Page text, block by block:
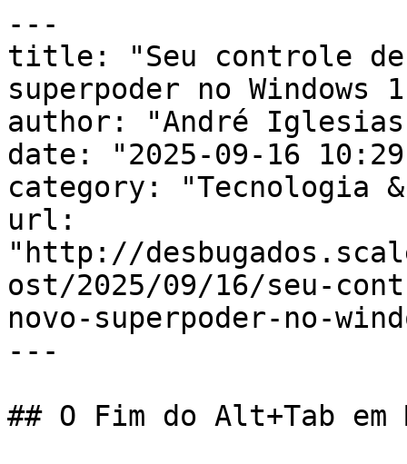
---
title: "Seu controle de
superpoder no
author: "André
date: "2025-09-16
category: "Tecnologia
url:
"http://
ost/2025/09/16/seu-
novo-superpoder-no-
---
## O Fim do Alt+Tab em